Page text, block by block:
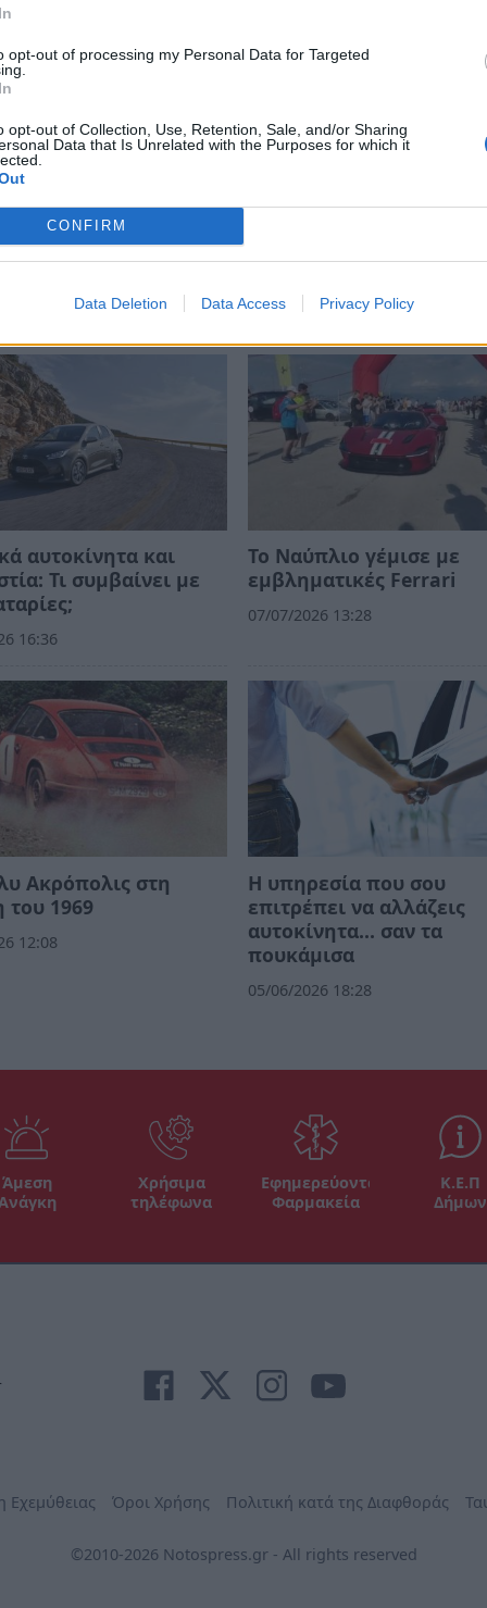
opt-out of processing my Personal Data for Targeted
opt-out of Collection, Use, Retention, Sale, and/or Sharing
Data that Is Unrelated with the Purposes for which it
CONFIRM
Data Deletion Data Access Privacy Policy
χρόνια προβλήματα , τα οποία
δραστικές παρεμβάσεις . Ανάμεσά
όχι μόνο αυτό : Η επίλυσή του θα
της πόλης , τα οποία είναι
αυτοκίνητα και
Τι συμβαίνει με
16:36
Το Ναύπλιο γέμισε με
εμβληματικές Ferrari
07/07/2026 13:28
Ακρόπολις στη
του 1969
12:08
Η υπηρεσία που σου
επιτρέπει να αλλάζεις
αυτοκίνητα... σαν τα
πουκάμισα
05/06/2026 18:28
Άμεση
Χρήσιμα
τηλέφωνα
Εφημερεύοντα
Φαρμακεία
Κ.Ε.Π
Δήμων
Εχεμύθειας Όροι Χρήσης Πολιτική κατά της Διαφθοράς
©2010-2026 Notospress.gr - All rights reserved